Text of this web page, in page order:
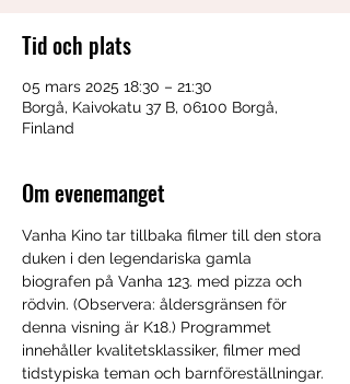
Tid och plats
05 mars 2025 18:30 – 21:30
Borgå, Kaivokatu 37 B, 06100 Borgå,
Finland
Om evenemanget
Vanha Kino tar tillbaka filmer till den stora
duken i den legendariska gamla
biografen på Vanha 123. med pizza och
rödvin. (Observera: åldersgränsen för
denna visning är K18.) Programmet
innehåller kvalitetsklassiker, filmer med
tidstypiska teman och barnföreställningar.